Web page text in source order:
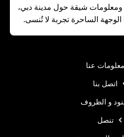
ومعلومات شيقة حول مدينة دبي،
الساحرة تجربة لا تُنسى.
معلومات عنا
اتصل بنا
و الظروف
تنصل